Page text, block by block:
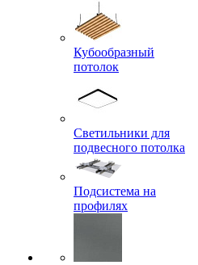
Кубообразный
потолок
Светильники для
подвесного потолка
Подсистема на
профилях